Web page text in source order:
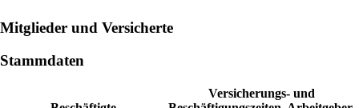
Mitglieder und Versicherte
Stammdaten
Versicherungs- und